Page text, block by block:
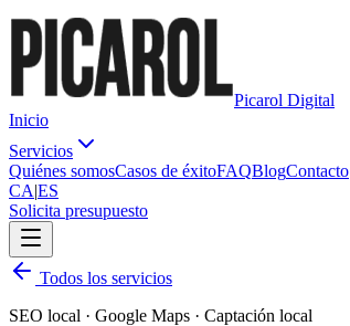
Picarol Digital
Inicio
Servicios
Quiénes somosCasos de éxitoFAQBlogContacto
CA|ES
Solicita presupuesto
Todos los servicios
SEO local · Google Maps · Captación local